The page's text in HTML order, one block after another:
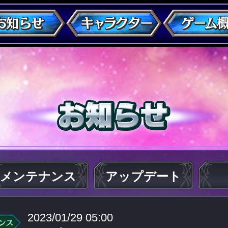
メンテナンス アップデート
2023/01/29 05:00